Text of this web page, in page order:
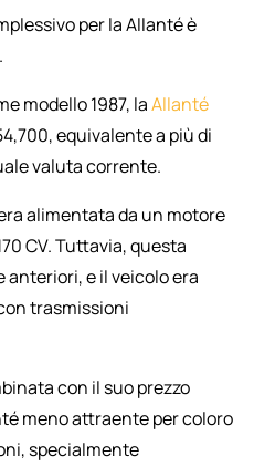
per la Allanté è
modello 1987, laAllanté
equivalente a più di
valuta corrente.
alimentata da un motore
CV. Tuttavia, questa
e il veicolo era
trasmissioni
con il suo prezzo
meno attraente per coloro
specialmente